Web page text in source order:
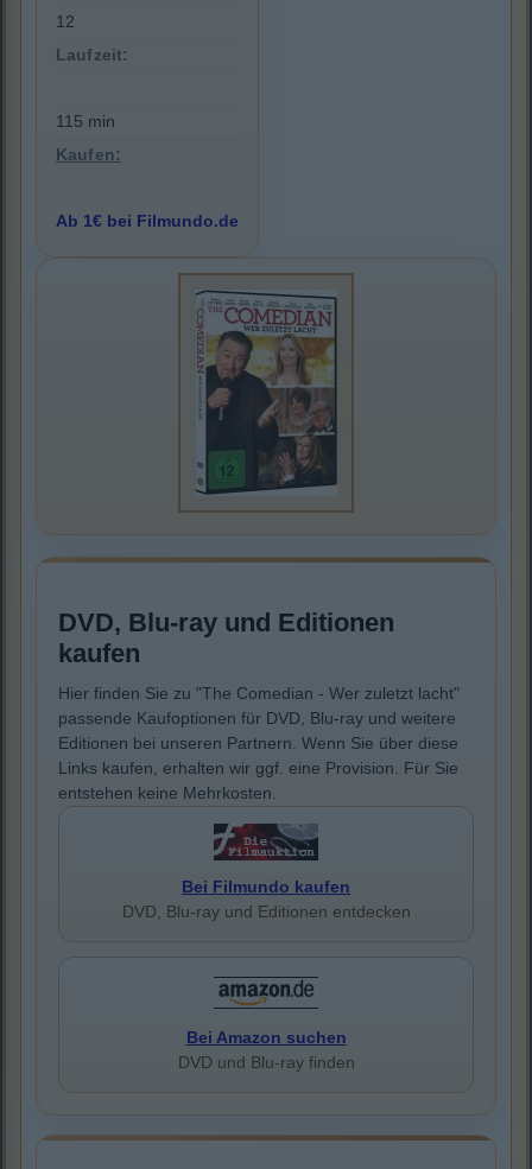
12
Laufzeit:
115 min
Kaufen:
Ab 1€ bei Filmundo.de
DVD, Blu-ray und Editionen
kaufen
Hier finden Sie zu "The Comedian - Wer zuletzt lacht"
passende Kaufoptionen für DVD, Blu-ray und weitere
Editionen bei unseren Partnern. Wenn Sie über diese
Links kaufen, erhalten wir ggf. eine Provision. Für Sie
entstehen keine Mehrkosten.
Bei Filmundo kaufen
DVD, Blu-ray und Editionen entdecken
Bei Amazon suchen
DVD und Blu-ray finden